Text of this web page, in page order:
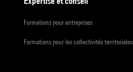
Formations pour entreprises
Formations pour les collectivités territoriales